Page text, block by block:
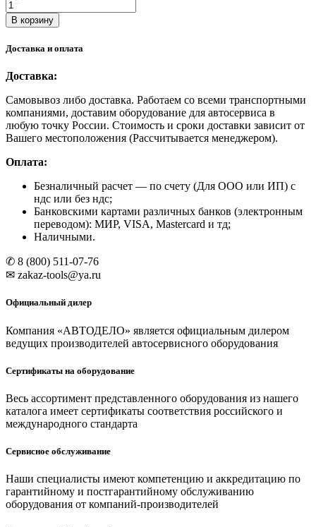
Количество
товара
АВСГ25
для
ступицы
В корзину
Доставка и оплата
Доставка:
Самовывоз либо доставка. Работаем со всеми транспортными
компаниями, доставим оборудование для автосервиса в
любую точку России. Стоимость и сроки доставки зависит от
Вашего местоположения (Рассчитывается менеджером).
Оплата:
Безналичный расчет — по счету (Для ООО или ИП) с
ндс или без ндс;
Банковскими картами различных банков (электронным
переводом): МИР, VISA, Mastercard и тд;
Наличными.
✆ 8 (800) 511-07-76
✉ zakaz-tools@ya.ru
Официальный дилер
Компания «АВТОДЕЛО» является официальным дилером
ведущих производителей автосервисного оборудования
Сертификаты на оборудование
Весь ассортимент представленного оборудования из нашего
каталога имеет сертификаты соответствия российского и
международного стандарта
Сервисное обслуживание
Наши специалисты имеют компетенцию и аккредитацию по
гарантийному и постгарантийному обслуживанию
оборудования от компаний-производителей